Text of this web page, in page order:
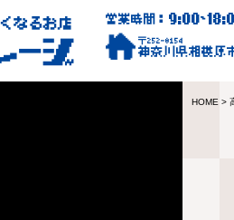
営業時間：9:00~
〒252-0154
神奈川県相模原
HOME >